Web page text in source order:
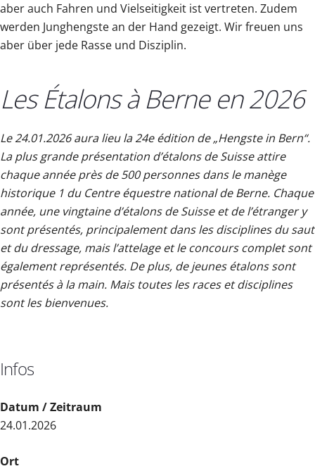
aber auch Fahren und Vielseitigkeit ist vertreten. Zudem
werden Junghengste an der Hand gezeigt. Wir freuen uns
aber über jede Rasse und Disziplin.
Les Étalons à Berne en 2026
Le 24.01.2026 aura lieu la 24e édition de „Hengste in Bern“.
La plus grande présentation d’étalons de Suisse attire
chaque année près de 500 personnes dans le manège
historique 1 du Centre équestre national de Berne. Chaque
année, une vingtaine d’étalons de Suisse et de l’étranger y
sont présentés, principalement dans les disciplines du saut
et du dressage, mais l’attelage et le concours complet sont
également représentés. De plus, de jeunes étalons sont
présentés à la main. Mais toutes les races et disciplines
sont les bienvenues.
Infos
Datum / Zeitraum
24.01.2026
Ort